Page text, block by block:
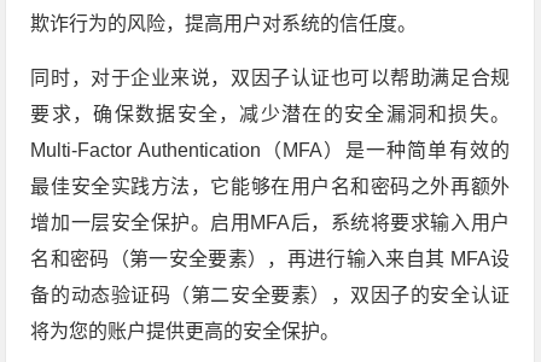
欺诈行为的风险，提高用户对系统的信任度。
同时，对于企业来说，双因子认证也可以帮助满足合规
要求，确保数据安全，减少潜在的安全漏洞和损失。
Multi-Factor Authentication（MFA）是一种简单有效的
最佳安全实践方法，它能够在用户名和密码之外再额外
增加一层安全保护。启用MFA后，系统将要求输入用户
名和密码（第一安全要素），再进行输入来自其 MFA设
备的动态验证码（第二安全要素），双因子的安全认证
将为您的账户提供更高的安全保护。